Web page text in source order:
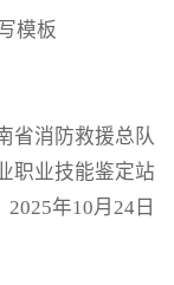
模板
省消防救援总队
职业技能鉴定站
2025年10月24日